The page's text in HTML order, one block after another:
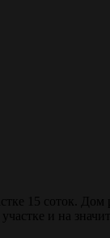
15 соток. Дом
и на